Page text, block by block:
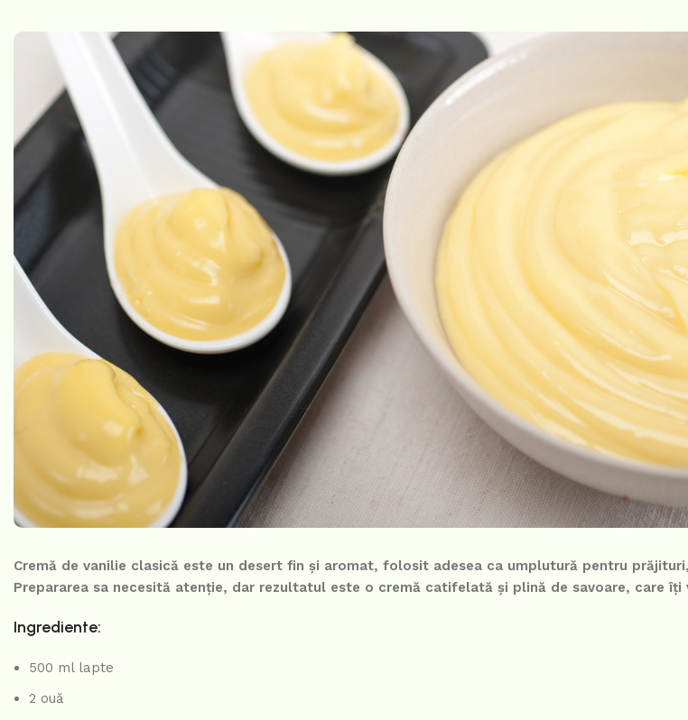
Cremă de vanilie clasică este un desert fin și aromat, folosit adesea ca umplutură pentru
Prepararea sa necesită atenție, dar rezultatul este o cremă catifelată și plină de savoare, care îți
Ingrediente:
500 ml lapte
2 ouă